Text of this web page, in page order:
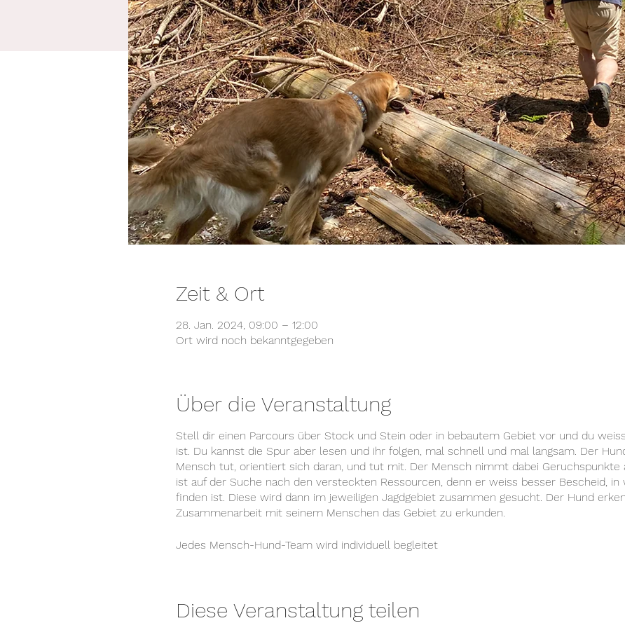
Zeit & Ort
28. Jan. 2024, 09:00 – 12:00
Ort wird noch bekanntgegeben
Über die Veranstaltung
Stell dir einen Parcours über Stock und Stein oder in bebautem Gebiet vor und du
ist. Du kannst die Spur aber lesen und ihr folgen, mal schnell und mal langsam. Der
Mensch tut, orientiert sich daran, und tut mit. Der Mensch nimmt dabei Geruchspunkte
ist auf der Suche nach den versteckten Ressourcen, denn er weiss besser Bescheid,
finden ist. Diese wird dann im jeweiligen Jagdgebiet zusammen gesucht. Der Hund
Zusammenarbeit mit seinem Menschen das Gebiet zu erkunden.
Jedes Mensch-Hund-Team wird individuell begleitet​
Diese Veranstaltung teilen